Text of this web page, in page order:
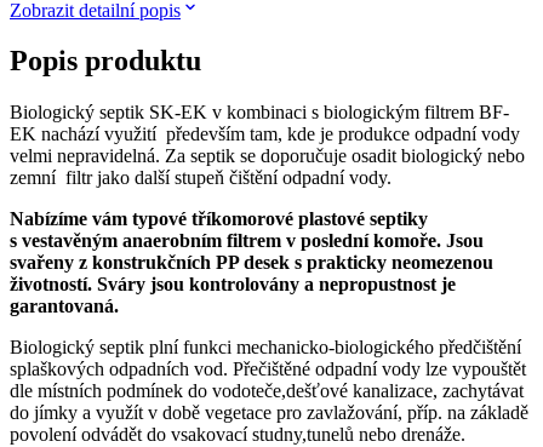
Zobrazit detailní popis
Popis produktu
Biologický septik SK-EK v kombinaci s biologickým filtrem BF-
EK nachází využití především tam, kde je produkce odpadní vody
velmi nepravidelná. Za septik se doporučuje osadit biologický nebo
zemní filtr jako další stupeň čištění odpadní vody.
Nabízíme vám typové tříkomorové plastové septiky
s vestavěným anaerobním filtrem v poslední komoře. Jsou
svařeny z konstrukčních PP desek s prakticky neomezenou
životností. Sváry jsou kontrolovány a nepropustnost je
garantovaná.
Biologický septik plní funkci mechanicko-biologického předčištění
splaškových odpadních vod. Přečištěné odpadní vody lze vypouštět
dle místních podmínek do vodoteče,dešťové kanalizace, zachytávat
do jímky a využít v době vegetace pro zavlažování, příp. na základě
povolení odvádět do vsakovací studny,tunelů nebo drenáže.